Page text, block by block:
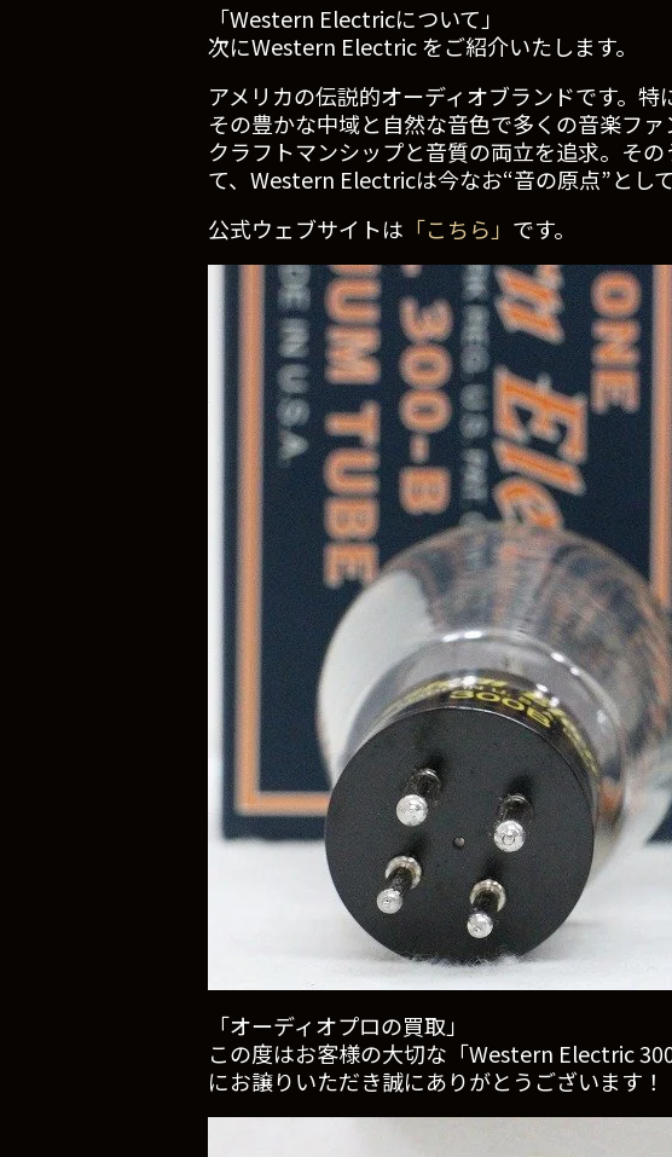
「Western Electricについて」
次にWestern Electric をご紹介いたします。
アメリカの伝説的オーディオブランドです。
その豊かな中域と自然な音色で多くの音楽フ
クラフトマンシップと音質の両立を追求。そ
て、Western Electricは今なお“音の原点”とし
公式ウェブサイトは 「こちら」 です。
「オーディオプロの買取」
この度はお客様の大切な「Western Electric
にお譲りいただき誠にありがとうございます！